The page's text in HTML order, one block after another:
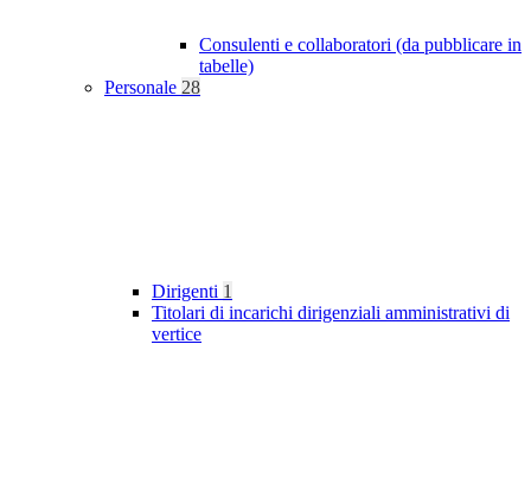
Consulenti e collaboratori (da pubblicare in
tabelle)
Personale 28
Dirigenti 1
Titolari di incarichi dirigenziali amministrativi di
vertice